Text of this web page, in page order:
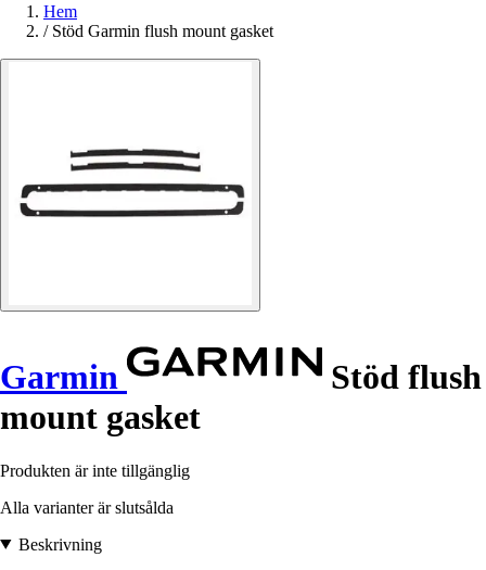
Hem
/ Stöd Garmin flush mount gasket
Garmin
Stöd flush
mount gasket
Produkten är inte tillgänglig
Alla varianter är slutsålda
Beskrivning